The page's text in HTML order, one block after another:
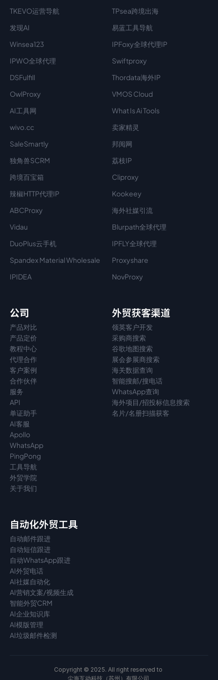
TKEVO运营导航
TPsea跨境出海
发现AI
易蓝工具导航
Winsea123
IPFoxy全球代理IP
IPWO全球代理
Swiftproxy
DSFulfill
Thordata海外IP
OwlProxy
VMOS Cloud
AI工具网
What Is Ai Tools
wivo.cc
卖家精灵
SaleSmartly
邦阅网
独角兽SCRM
荔枝IP
跨境百宝箱
Cliproxy
辣椒HTTP代理IP
Kookeey
ABCProxy
海外社媒引流
Vidau
Blurpath全球代理
DuoPlus云手机
IPFLY全球代理
Spandex Material Wholesale​
Proxyshare
IPIDEA
NovProxy
公司
产品对比
产品定价
教程中心
代理合作
客户案例
合作伙伴
服务
API
单证助手
AI客服
Apollo
WhatsApp
PingPong
工具导航
外贸学院
关于我们
外贸获客渠道
领英客户开发
采购商搜索
谷歌地图搜索
展会参展商搜索
海关数据查询
智能搜邮/搜电话
WhatsApp查询
海外项目/招投标信息搜索
名片/名册扫描获客
自动化外贸工具
自动邮件跟进
自动短信跟进
自动WhatsApp跟进
AI外贸电话
AI社媒自动化
AI营销文案/视频生成
智能外贸CRM
AI企业知识库
AI模版管理
AI垃圾邮件检测
Copyright © 2025. All right reserved to
尘海互动科技（苏州）有限公司